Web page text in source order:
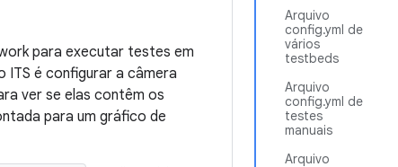
Arquivo
config.yml de
vários
testbeds
Arquivo
config.yml de
testes
manuais
Arquivo
para executar testes em
ITS é configurar a câmera
ver se elas contêm os
para um gráfico de